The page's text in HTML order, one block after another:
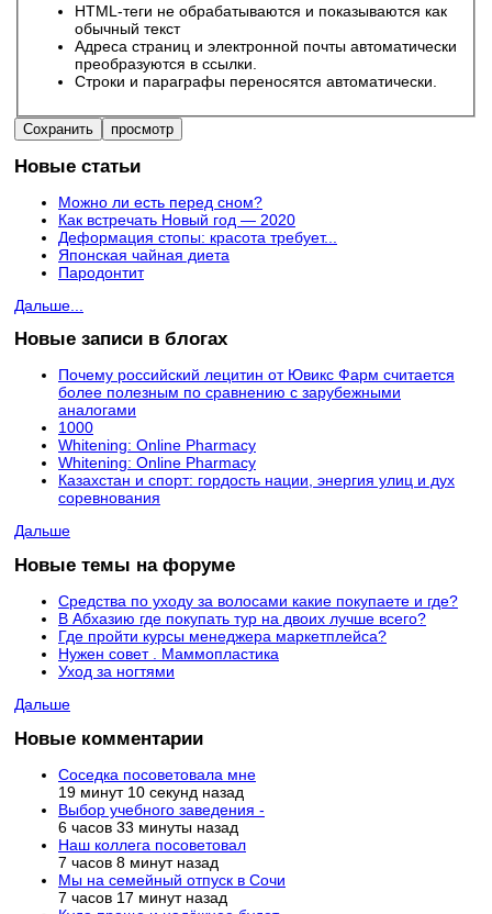
HTML-теги не обрабатываются и показываются как
обычный текст
Адреса страниц и электронной почты автоматически
преобразуются в ссылки.
Строки и параграфы переносятся автоматически.
Новые статьи
Можно ли есть перед сном?
Как встречать Новый год — 2020
Деформация стопы: красота требует...
Японская чайная диета
Пародонтит
Дальше...
Новые записи в блогах
Почему российский лецитин от Ювикс Фарм считается
более полезным по сравнению с зарубежными
аналогами
1000
Whitening: Online Pharmacy
Whitening: Online Pharmacy
Казахстан и спорт: гордость нации, энергия улиц и дух
соревнования
Дальше
Новые темы на форуме
Средства по уходу за волосами какие покупаете и где?
В Абхазию где покупать тур на двоих лучше всего?
Где пройти курсы менеджера маркетплейса?
Нужен совет . Маммопластика
Уход за ногтями
Дальше
Новые комментарии
Соседка посоветовала мне
19 минут 10 секунд назад
Выбор учебного заведения -
6 часов 33 минуты назад
Наш коллега посоветовал
7 часов 8 минут назад
Мы на семейный отпуск в Сочи
7 часов 17 минут назад